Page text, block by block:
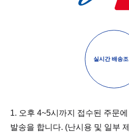
실시간 배송조
1. 오후 4~5시까지 접수된 주문
발송을 합니다. (난시용 및 일부